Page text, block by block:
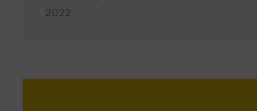
2022